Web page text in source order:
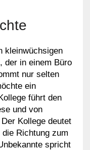
kleinwüchsigen
der in einem Büro
nur selten
ein
führt den
und von
Kollege deutet
Richtung zum
spricht